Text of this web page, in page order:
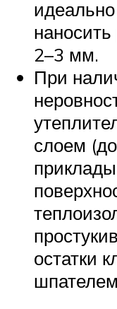
2–3 мм.
При
слоем
остатки